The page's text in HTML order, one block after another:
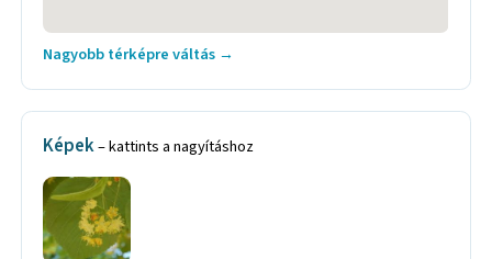
Nagyobb térképre váltás →
Képek– kattints a nagyításhoz